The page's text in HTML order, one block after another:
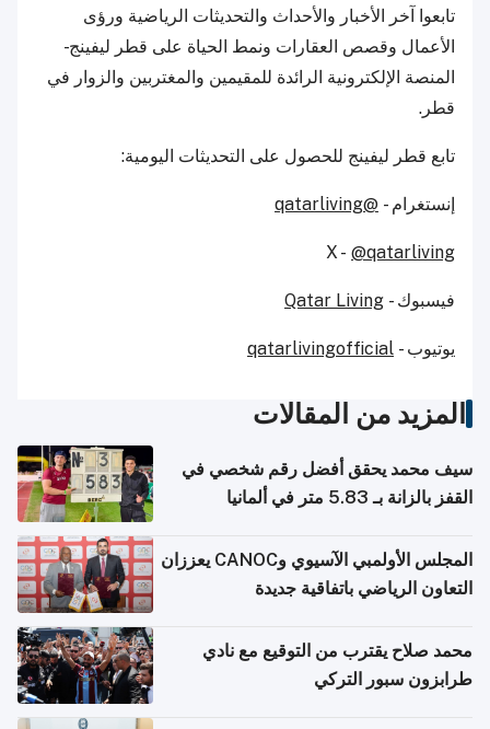
تابعوا آخر الأخبار والأحداث والتحديثات الرياضية ورؤى
الأعمال وقصص العقارات ونمط الحياة على قطر ليفينج -
المنصة الإلكترونية الرائدة للمقيمين والمغتربين والزوار في
قطر.
تابع قطر ليفينج للحصول على التحديثات اليومية:
إنستغرام - @qatarliving
X - @qatarliving
فيسبوك - Qatar Living
يوتيوب - qatarlivingofficial
المزيد من المقالات
سيف محمد يحقق أفضل رقم شخصي في
القفز بالزانة بـ 5.83 متر في ألمانيا
المجلس الأولمبي الآسيوي وCANOC يعززان
التعاون الرياضي باتفاقية جديدة
محمد صلاح يقترب من التوقيع مع نادي
طرابزون سبور التركي